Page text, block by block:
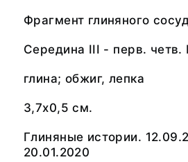
Фрагмент глиняного
Середина III - перв. четв.
глина; обжиг, лепка
3,7х0,5 см.
Глиняные истории.
20.01.2020